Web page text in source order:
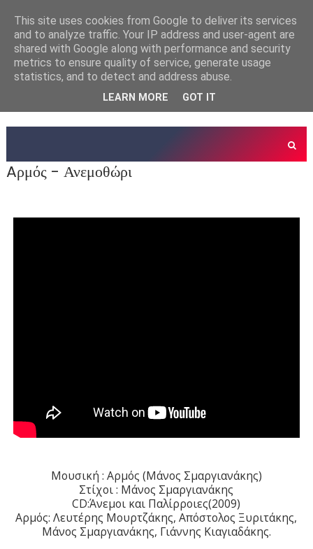
Aρμός - Ανεμοθώρι
Μουσική : Αρμός (Μάνος Σμαργιανάκης)
Στίχοι : Μάνος Σμαργιανάκης
CD:Άνεμοι και Παλίρροιες(2009)
Αρμός: Λευτέρης Μουρτζάκης, Απόστολος Ξυριτάκης,
Μάνος Σμαργιανάκης, Γιάννης Κιαγιαδάκης.
This site uses cookies from Google to deliver its services
and to analyze traffic. Your IP address and user-agent are
shared with Google along with performance and security
metrics to ensure quality of service, generate usage
statistics, and to detect and address abuse.
LEARN MORE GOT IT